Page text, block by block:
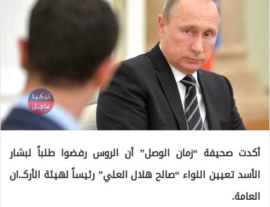
أكدت صحيفة “زمان الوصل” أن الروس رفضوا طلباً لبشار
الأسد تعيين اللواء “صالح هلال العلي” رئيساً لهيئة الأركـ.ان
العامة.